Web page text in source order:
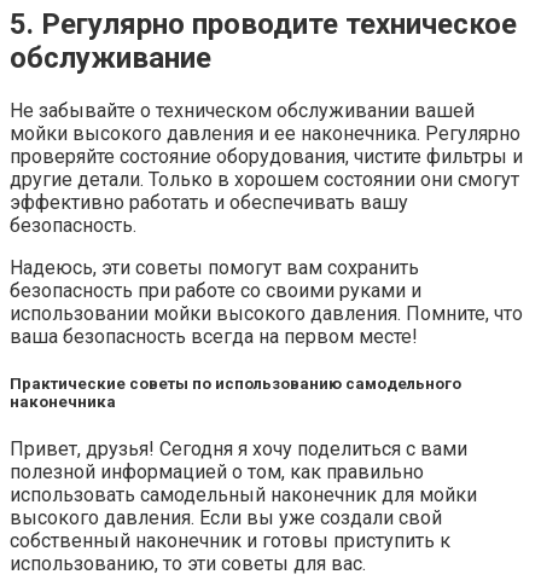
5. Регулярно проводите техническое
обслуживание
Не забывайте о техническом обслуживании вашей
мойки высокого давления и ее наконечника. Регулярно
проверяйте состояние оборудования, чистите фильтры и
другие детали. Только в хорошем состоянии они смогут
эффективно работать и обеспечивать вашу
безопасность.
Надеюсь, эти советы помогут вам сохранить
безопасность при работе со своими руками и
использовании мойки высокого давления. Помните, что
ваша безопасность всегда на первом месте!
Практические советы по использованию самодельного
наконечника
Привет, друзья! Сегодня я хочу поделиться с вами
полезной информацией о том, как правильно
использовать самодельный наконечник для мойки
высокого давления. Если вы уже создали свой
собственный наконечник и готовы приступить к
использованию, то эти советы для вас.